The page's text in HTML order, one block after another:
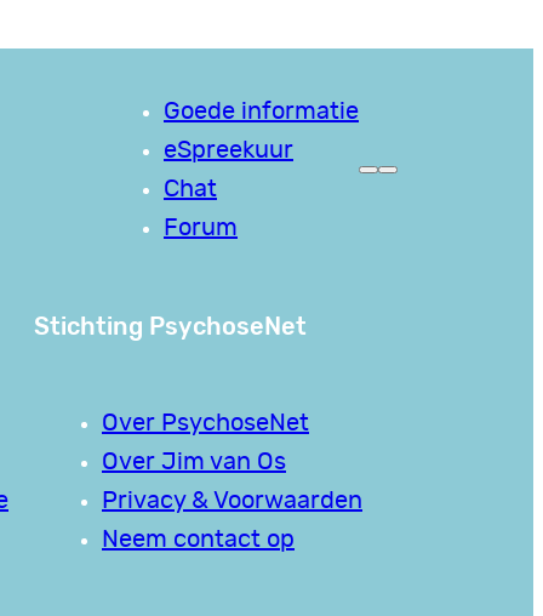
Goede informatie
eSpreekuur
Chat
Forum
Stichting PsychoseNet
Over PsychoseNet
Over Jim van Os
Privacy & Voorwaarden
Neem contact op